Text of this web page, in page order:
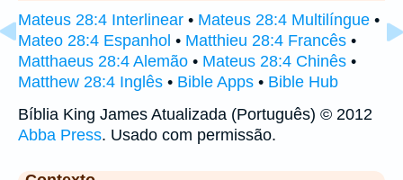
Mateus 28:4 Interlinear • Mateus 28:4 Multilíngue •
Mateo 28:4 Espanhol • Matthieu 28:4 Francês •
Matthaeus 28:4 Alemão • Mateus 28:4 Chinês •
Matthew 28:4 Inglês • Bible Apps • Bible Hub
Bíblia King James Atualizada (Português) © 2012
Abba Press. Usado com permissão.